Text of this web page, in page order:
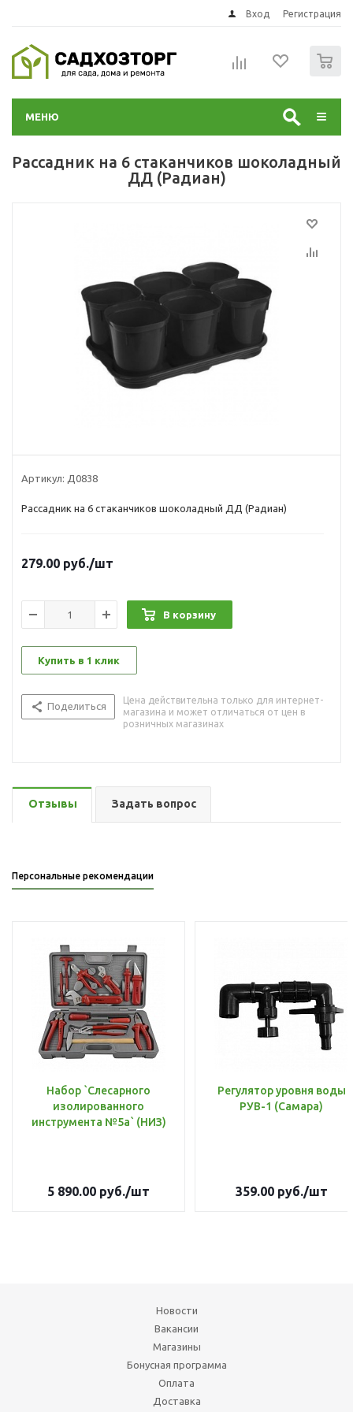
Вход Регистрация
МЕНЮ
Рассадник на 6 стаканчиков шоколадный
ДД (Радиан)
Артикул: Д0838
Рассадник на 6 стаканчиков шоколадный ДД (Радиан)
279.00 руб./шт
В корзину
Купить в 1 клик
Поделиться
Цена действительна только для интернет-
магазина и может отличаться от цен в
розничных магазинах
Отзывы Задать вопрос
Персональные рекомендации
Набор `Слесарного
изолированного
инструмента №5а` (НИЗ)
5 890.00 руб./шт
Регулятор уровня воды
РУВ-1 (Самара)
359.00руб./шт
Новости
Вакансии
Магазины
Бонусная программа
Оплата
Доставка